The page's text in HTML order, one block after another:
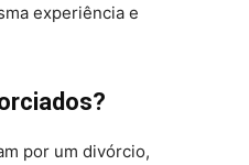
experiência e
por um divórcio,